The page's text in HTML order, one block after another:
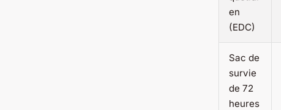
en
(EDC)
Sac de
survie
de 72
heures